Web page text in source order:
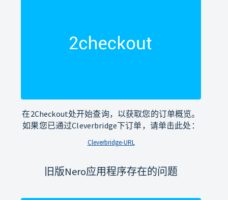
在2Checkout处开始查询，以获取您的订单概览。
如果您已通过Cleverbridge下订单，请单击此处：
Cleverbridge-URL
旧版Nero应用程序存在的问题